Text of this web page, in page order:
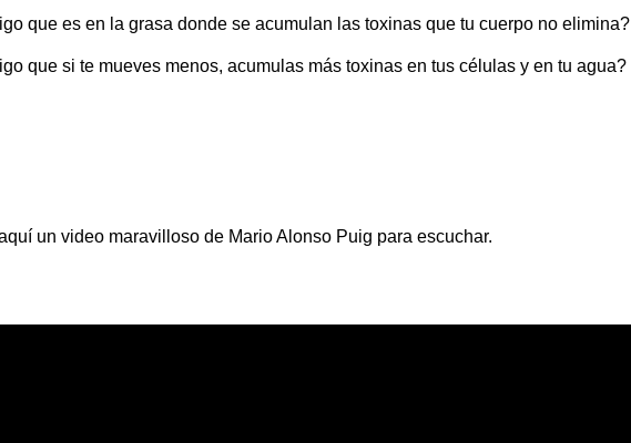
que es en la grasa donde se acumulan las toxinas que tu cuerpo no elimina?
que si te mueves menos, acumulas más toxinas en tus células y en tu agua?
un video maravilloso de Mario Alonso Puig para escuchar.